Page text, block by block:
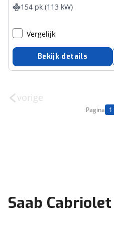
154 pk (113 kW)
Vergelijk
Bekijk details
vorige
Pagina 1
Saab Cabriolet